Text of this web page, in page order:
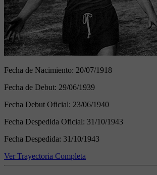
Fecha de Nacimiento: 20/07/1918
Fecha de Debut: 29/06/1939
Fecha Debut Oficial: 23/06/1940
Fecha Despedida Oficial: 31/10/1943
Fecha Despedida: 31/10/1943
Ver Trayectoria Completa